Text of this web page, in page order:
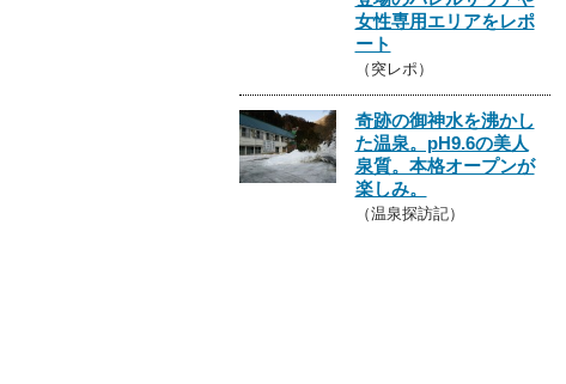
女性専用エリアをレポ
ート
（突レポ）
奇跡の御神水を沸かし
た温泉。pH9.6の美人
泉質。本格オープンが
楽しみ。
（温泉探訪記）